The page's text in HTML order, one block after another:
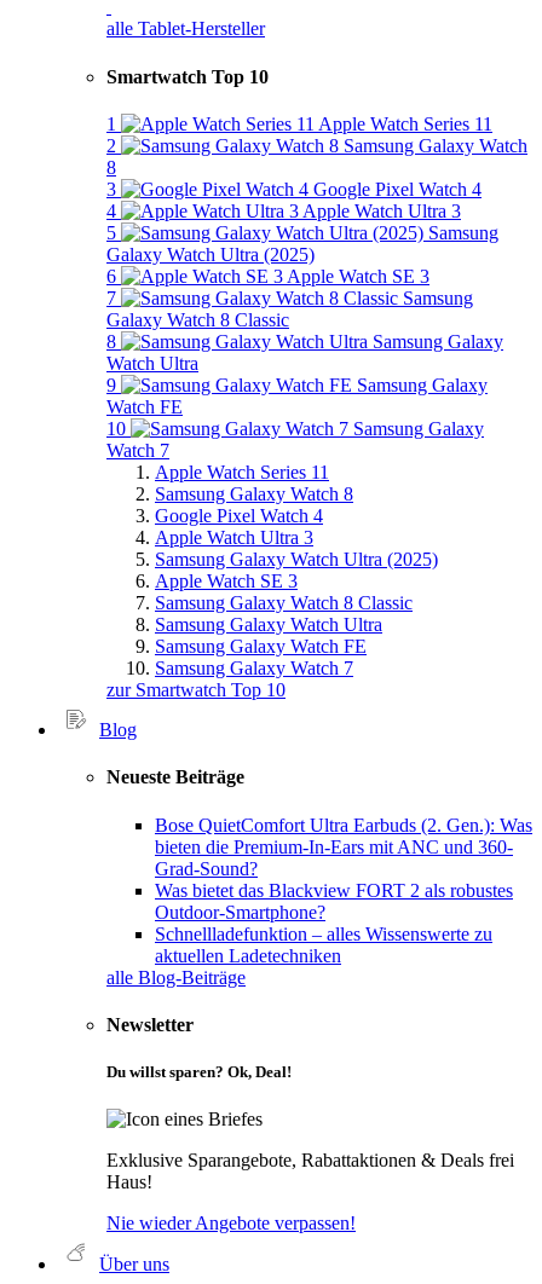
alle Tablet-Hersteller
Smartwatch Top 10
1
Apple Watch Series 11
2
Samsung Galaxy Watch
8
3
Google Pixel Watch 4
4
Apple Watch Ultra 3
5
Samsung
Galaxy Watch Ultra (2025)
6
Apple Watch SE 3
7
Samsung
Galaxy Watch 8 Classic
8
Samsung Galaxy
Watch Ultra
9
Samsung Galaxy
Watch FE
10
Samsung Galaxy
Watch 7
Apple Watch Series 11
Samsung Galaxy Watch 8
Google Pixel Watch 4
Apple Watch Ultra 3
Samsung Galaxy Watch Ultra (2025)
Apple Watch SE 3
Samsung Galaxy Watch 8 Classic
Samsung Galaxy Watch Ultra
Samsung Galaxy Watch FE
Samsung Galaxy Watch 7
zur Smartwatch Top 10
Blog
Neueste Beiträge
Bose QuietComfort Ultra Earbuds (2. Gen.): Was
bieten die Premium-In-Ears mit ANC und 360-
Grad-Sound?
Was bietet das Blackview FORT 2 als robustes
Outdoor-Smartphone?
Schnellladefunktion – alles Wissenswerte zu
aktuellen Ladetechniken
alle Blog-Beiträge
Newsletter
Du willst sparen? Ok, Deal!
Exklusive Sparangebote, Rabattaktionen & Deals frei
Haus!
Nie wieder Angebote verpassen!
Über uns